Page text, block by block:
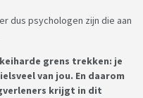
dus psychologen zijn die aan
grens trekken: je
van jou. En daarom
krijgt in dit